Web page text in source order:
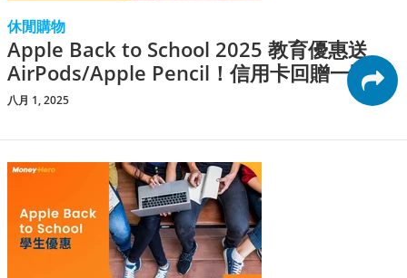
休閒購物
Apple Back to School 2025 教育優惠送
AirPods/Apple Pencil！信用卡回贈一覽
八月 1, 2025